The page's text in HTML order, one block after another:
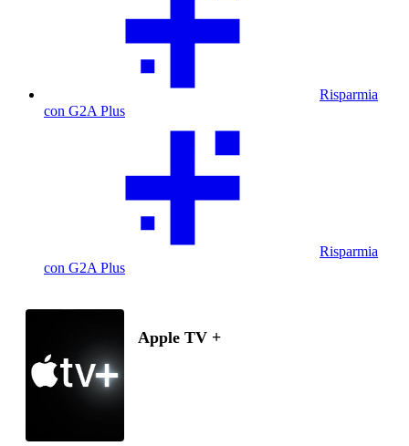
Risparmia
con G2A Plus
Risparmia
con G2A Plus
Apple TV +